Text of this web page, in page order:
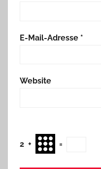
E-Mail-Adresse *
Website
2 + =